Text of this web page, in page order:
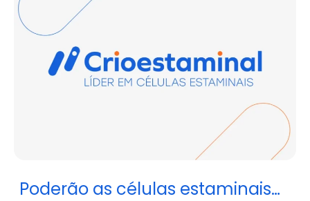
Poderão as células estaminais